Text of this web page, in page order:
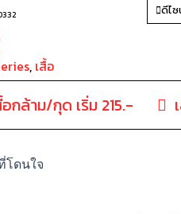
ดีไ
, เสื้อ
อกล้าม/กุด เริ่ม 215.-
โดนใจ